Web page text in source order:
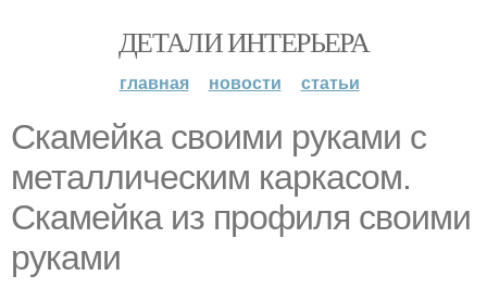
ДЕТАЛИ ИНТЕРЬЕРА
главная новости статьи
Скамейка своими руками с
металлическим каркасом.
Скамейка из профиля своими
руками